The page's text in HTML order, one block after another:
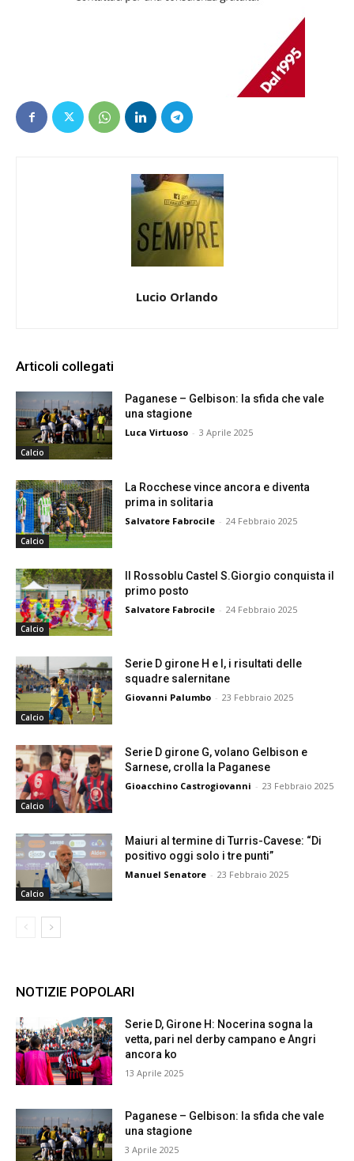
Lucio Orlando
Articoli collegati
Calcio
Paganese – Gelbison: la sfida che vale
una stagione
Luca Virtuoso - 3 Aprile 2025
Calcio
La Rocchese vince ancora e diventa
prima in solitaria
Salvatore Fabrocile - 24 Febbraio 2025
Calcio
Il Rossoblu Castel S.Giorgio conquista il
primo posto
Salvatore Fabrocile - 24 Febbraio 2025
Calcio
Serie D girone H e I, i risultati delle
squadre salernitane
Giovanni Palumbo - 23 Febbraio 2025
Calcio
Serie D girone G, volano Gelbison e
Sarnese, crolla la Paganese
Gioacchino Castrogiovanni - 23 Febbraio 2025
Calcio
Maiuri al termine di Turris-Cavese: “Di
positivo oggi solo i tre punti”
Manuel Senatore - 23 Febbraio 2025
NOTIZIE POPOLARI
Serie D, Girone H: Nocerina sogna la
vetta, pari nel derby campano e Angri
ancora ko
13 Aprile 2025
Paganese – Gelbison: la sfida che vale
una stagione
3 Aprile 2025